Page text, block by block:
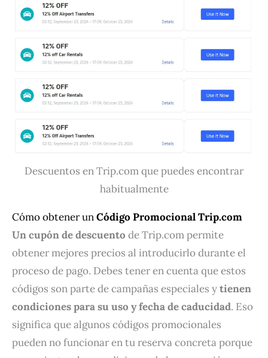
Descuentos en Trip.com que puedes encontrar
habitualmente
Cómo obtener unCódigo Promocional Trip.com
Un cupón de descuento de Trip.com permite
obtener mejores precios al introducirlo durante el
proceso de pago. Debes tener en cuenta que estos
códigos son parte de campañas especiales ytienen
condiciones para su uso y fecha de caducidad. Eso
significa que algunos códigos promocionales
pueden no funcionar en tu reserva concreta porque